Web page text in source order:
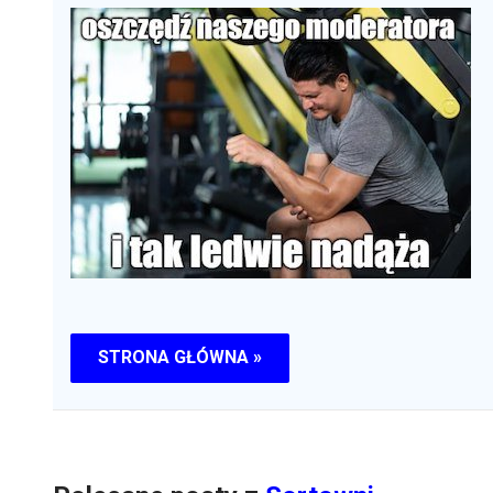
STRONA GŁÓWNA »